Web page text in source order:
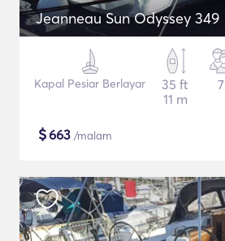
Jeanneau Sun Odyssey 349
Kapal Pesiar Berlayar
35 ft
11 m
7
$663 /malam